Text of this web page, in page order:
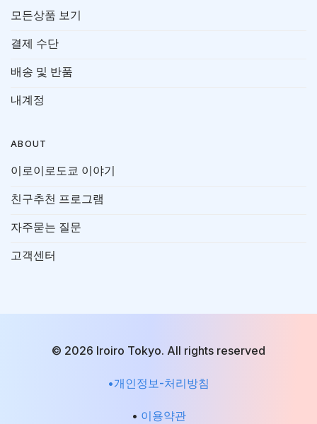
모든상품 보기
결제 수단
배송 및 반품
내계정
ABOUT
이로이로도쿄 이야기
친구추천 프로그램
자주묻는 질문
고객센터
© 2026 Iroiro Tokyo. All rights reserved
•개인정보-처리방침
• 이용약관